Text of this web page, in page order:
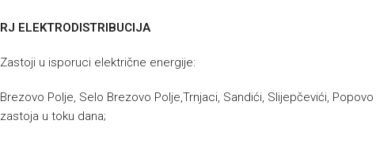
RJ ELEKTRODISTRIBUCIJA
Zastoji u isporuci električne energije:
Brezovo Polje, Selo Brezovo Polje,Trnjaci, Sandići, Slijepčevići,
zastoja u toku dana;